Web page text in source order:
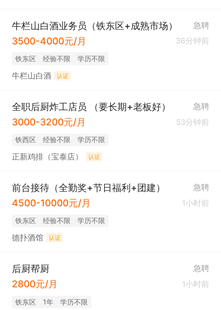
牛栏山白酒业务员（铁东区+成熟市场） 急聘
3500-4000元/月 36分钟前
铁东区 经验不限 学历不限
牛栏山白酒 认证
全职后厨炸工店员 （要长期+老板好） 急聘
3000-3200元/月 53分钟前
铁西区 经验不限 学历不限
正新鸡排（宝泰店） 认证
前台接待（全勤奖+节日福利+团建） 急聘
4500-10000元/月 1小时前
铁东区 经验不限 学历不限
德扑酒馆 认证
后厨帮厨 急聘
2800元/月 1小时前
铁东区 1年 学历不限